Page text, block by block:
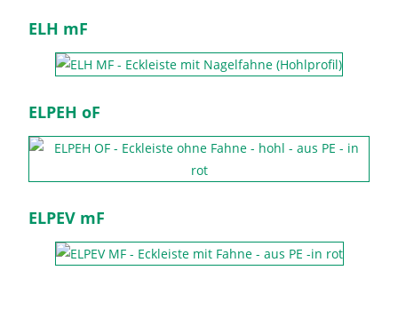
ELH mF
ELPEH oF
ELPEV mF